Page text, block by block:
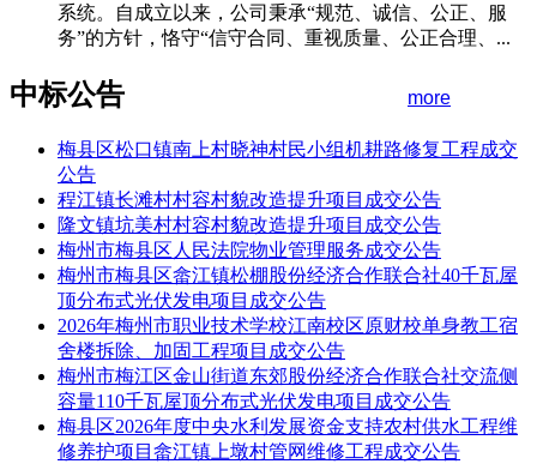
系统。自成立以来，公司秉承“规范、诚信、公正、服
务”的方针，恪守“信守合同、重视质量、公正合理、...
中标公告 more
梅县区松口镇南上村晓神村民小组机耕路修复工程成交
公告
程江镇长滩村村容村貌改造提升项目成交公告
隆文镇坑美村村容村貌改造提升项目成交公告
梅州市梅县区人民法院物业管理服务成交公告
梅州市梅县区畲江镇松棚股份经济合作联合社40千瓦屋
顶分布式光伏发电项目成交公告
2026年梅州市职业技术学校江南校区原财校单身教工宿
舍楼拆除、加固工程项目成交公告
梅州市梅江区金山街道东郊股份经济合作联合社交流侧
容量110千瓦屋顶分布式光伏发电项目成交公告
梅县区2026年度中央水利发展资金支持农村供水工程维
修养护项目畲江镇上墩村管网维修工程成交公告